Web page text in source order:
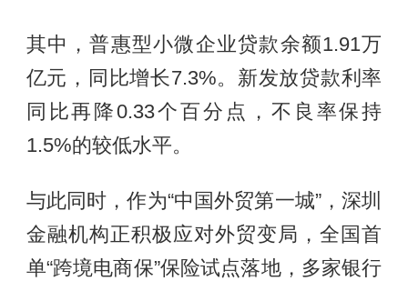
其中，普惠型小微企业贷款余额1.91万
亿元，同比增长7.3%。新发放贷款利率
同比再降0.33个百分点，不良率保持
1.5%的较低水平。
与此同时，作为“中国外贸第一城”，深圳
金融机构正积极应对外贸变局，全国首
单“跨境电商保”保险试点落地，多家银行